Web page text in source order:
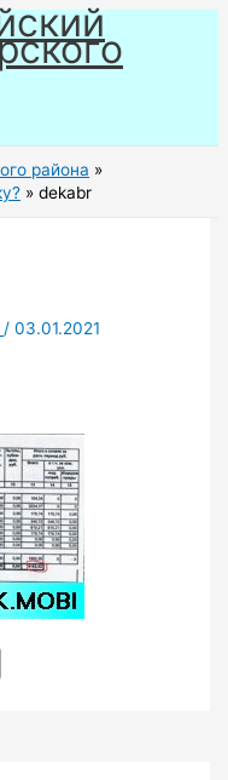
района
dekabr
/03.01.2021